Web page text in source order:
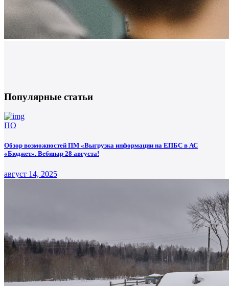
Популярные статьи
ПО
Обзор возможностей ПМ «Выгрузка информации на ЕПБС в АС
«Бюджет». Вебинар 28 августа!
август 14, 2025